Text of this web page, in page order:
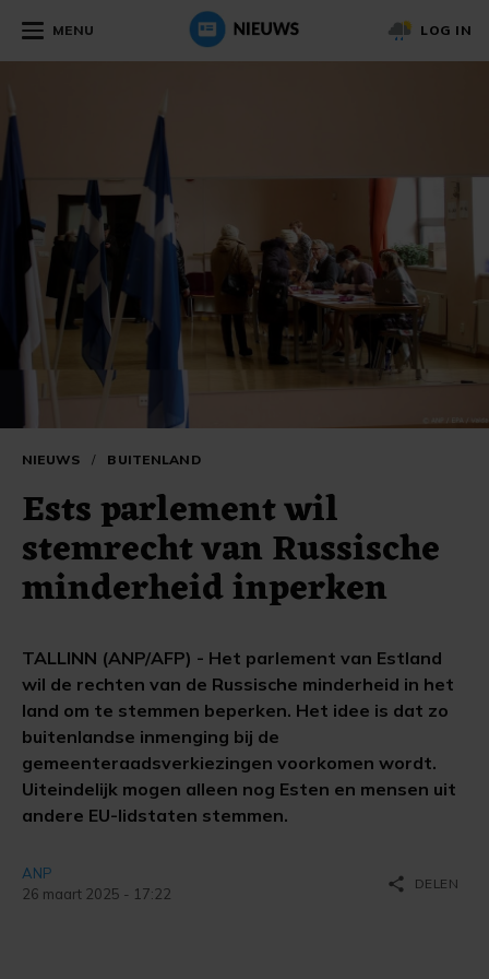
MENU LOG IN
NIEUWS / BUITENLAND
Ests parlement wil
stemrecht van Russische
minderheid inperken
TALLINN (ANP/AFP) - Het parlement van Estland
wil de rechten van de Russische minderheid in het
land om te stemmen beperken. Het idee is dat zo
buitenlandse inmenging bij de
gemeenteraadsverkiezingen voorkomen wordt.
Uiteindelijk mogen alleen nog Esten en mensen uit
andere EU-lidstaten stemmen.
ANP
26 maart 2025 - 17:22
share DELEN